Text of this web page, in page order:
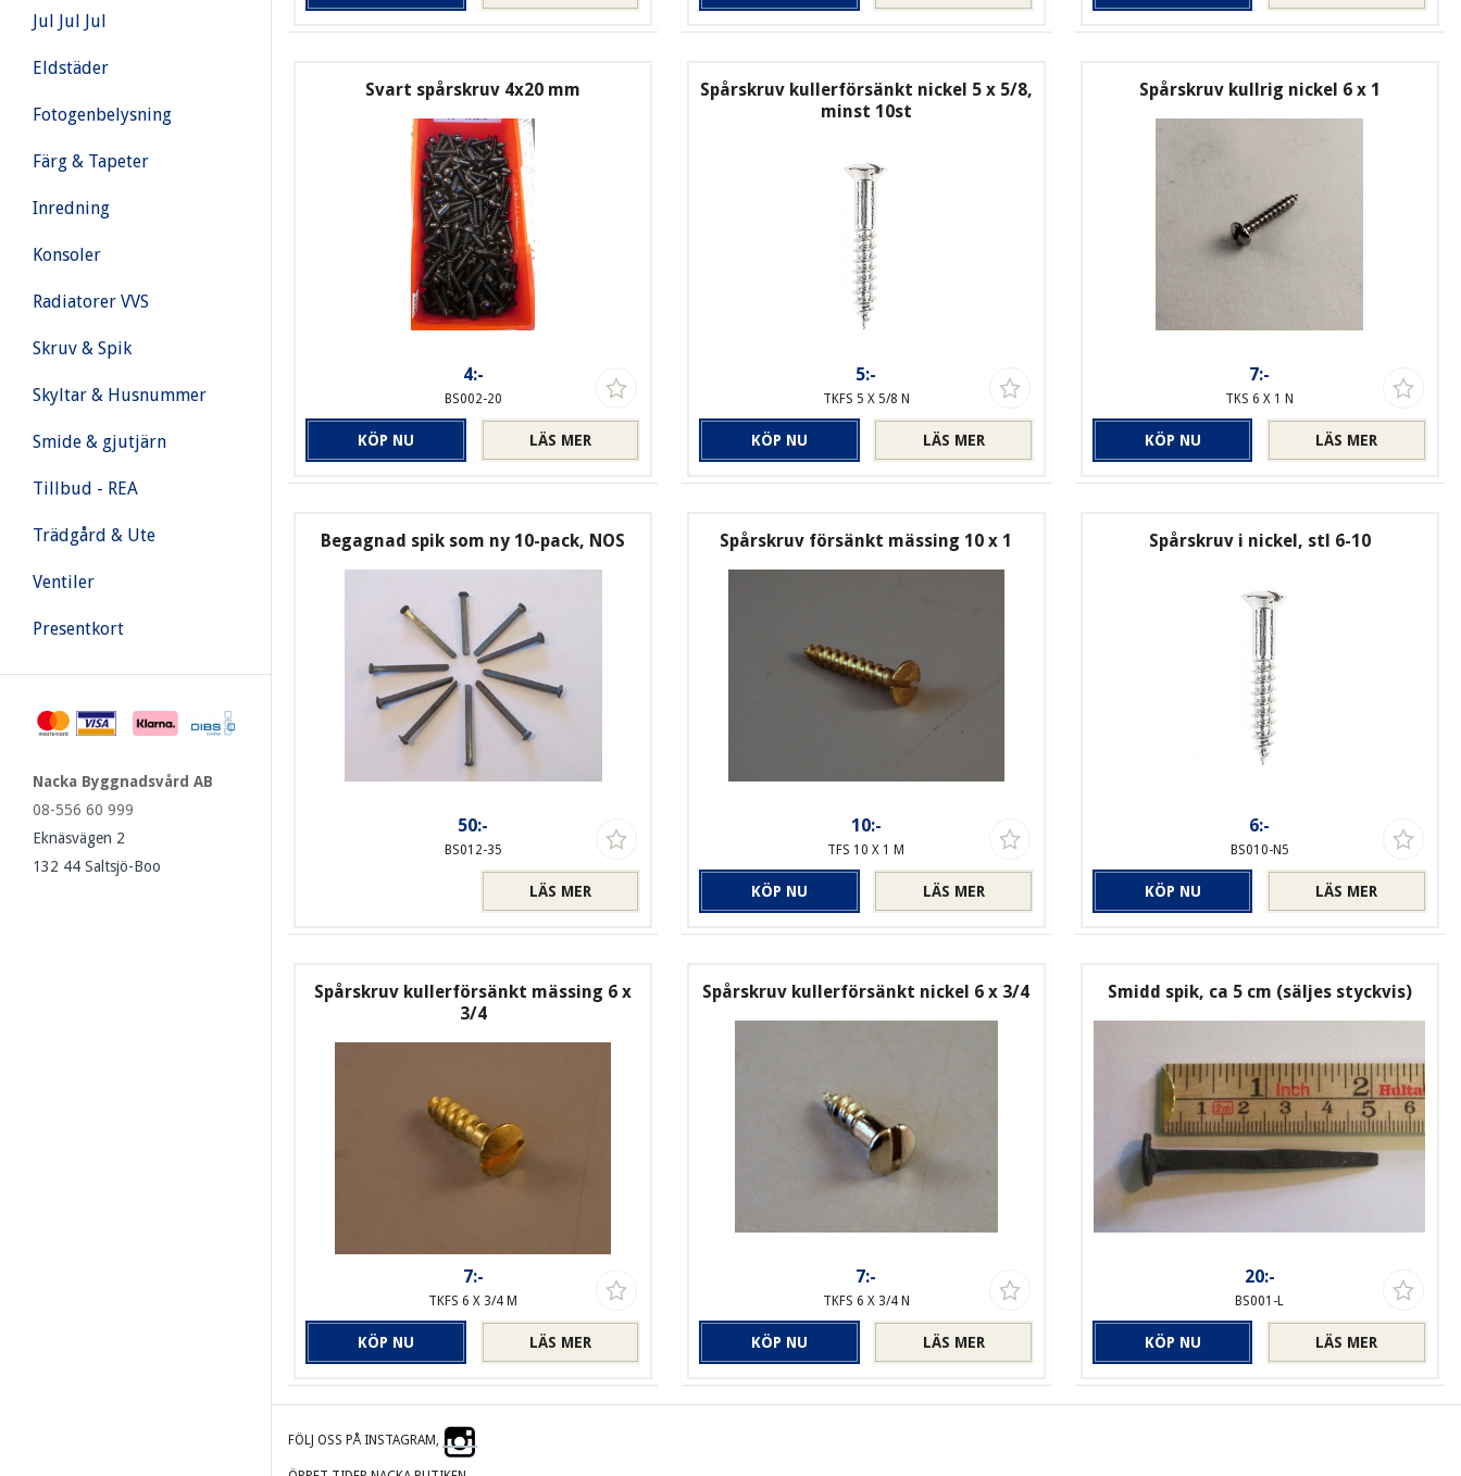
Jul Jul Jul
Eldstäder
Fotogenbelysning
Färg & Tapeter
Inredning
Konsoler
Radiatorer VVS
Skruv & Spik
Skyltar & Husnummer
Smide & gjutjärn
Tillbud - REA
Trädgård & Ute
Ventiler
Presentkort
Nacka Byggnadsvård AB
08-556 60 999
Eknäsvägen 2
132 44 Saltsjö-Boo
Svart spårskruv 4x20 mm
4:-
BS002-20
LÄS MER
KÖP NU
Spårskruv kullerförsänkt nickel 5 x 5/8,
minst 10st
5:-
TKFS 5 X 5/8 N
LÄS MER
KÖP NU
Spårskruv kullrig nickel 6 x 1
7:-
TKS 6 X 1 N
LÄS MER
KÖP NU
Begagnad spik som ny 10-pack, NOS
50:-
BS012-35
LÄS MER
Spårskruv försänkt mässing 10 x 1
10:-
TFS 10 X 1 M
LÄS MER
KÖP NU
Spårskruv i nickel, stl 6-10
6:-
BS010-N5
LÄS MER
KÖP NU
Spårskruv kullerförsänkt mässing 6 x
3/4
7:-
TKFS 6 X 3/4 M
LÄS MER
KÖP NU
Spårskruv kullerförsänkt nickel 6 x 3/4
7:-
TKFS 6 X 3/4 N
LÄS MER
KÖP NU
Smidd spik, ca 5 cm (säljes styckvis)
20:-
BS001-L
LÄS MER
KÖP NU
FÖLJ OSS PÅ INSTAGRAM,